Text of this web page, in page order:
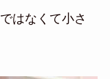
はなくて小さ